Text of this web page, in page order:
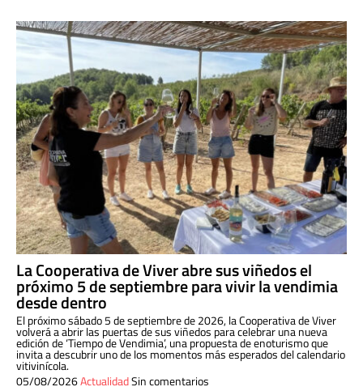
La Cooperativa de Viver abre sus viñedos el
próximo 5 de septiembre para vivir la vendimia
desde dentro
El próximo sábado 5 de septiembre de 2026, la Cooperativa de Viver
volverá a abrir las puertas de sus viñedos para celebrar una nueva
edición de ‘Tiempo de Vendimia’, una propuesta de enoturismo que
invita a descubrir uno de los momentos más esperados del calendario
vitivinícola.
05/08/2026ActualidadSin comentarios